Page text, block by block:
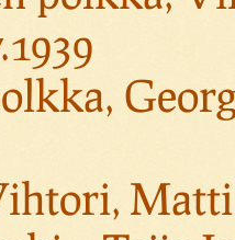
Matti